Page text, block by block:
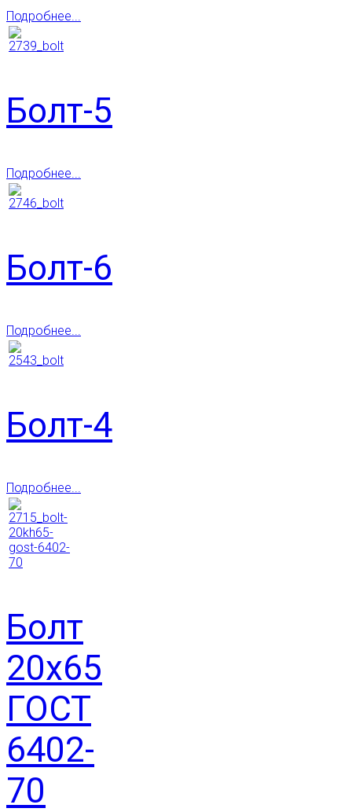
Подробнее...
Болт-5
Подробнее...
Болт-6
Подробнее...
Болт-4
Подробнее...
Болт
20х65
ГОСТ
6402-
70